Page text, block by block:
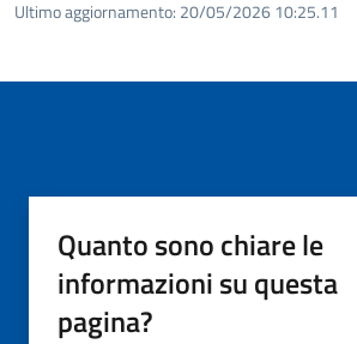
Ultimo aggiornamento: 20/05/2026 10:25.11
Quanto sono chiare le
informazioni su questa
pagina?